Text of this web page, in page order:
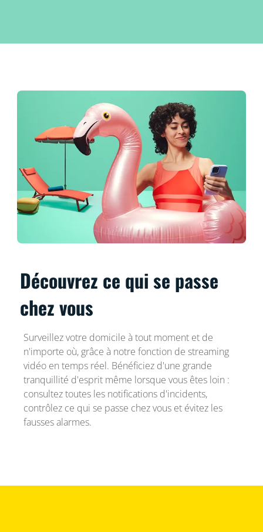
Découvrez ce qui se passe
chez vous
Surveillez votre domicile à tout moment et de
n'importe où, grâce à notre fonction de streaming
vidéo en temps réel. Bénéficiez d'une grande
tranquillité d'esprit même lorsque vous êtes loin :
consultez toutes les notifications d'incidents,
contrôlez ce qui se passe chez vous et évitez les
fausses alarmes.